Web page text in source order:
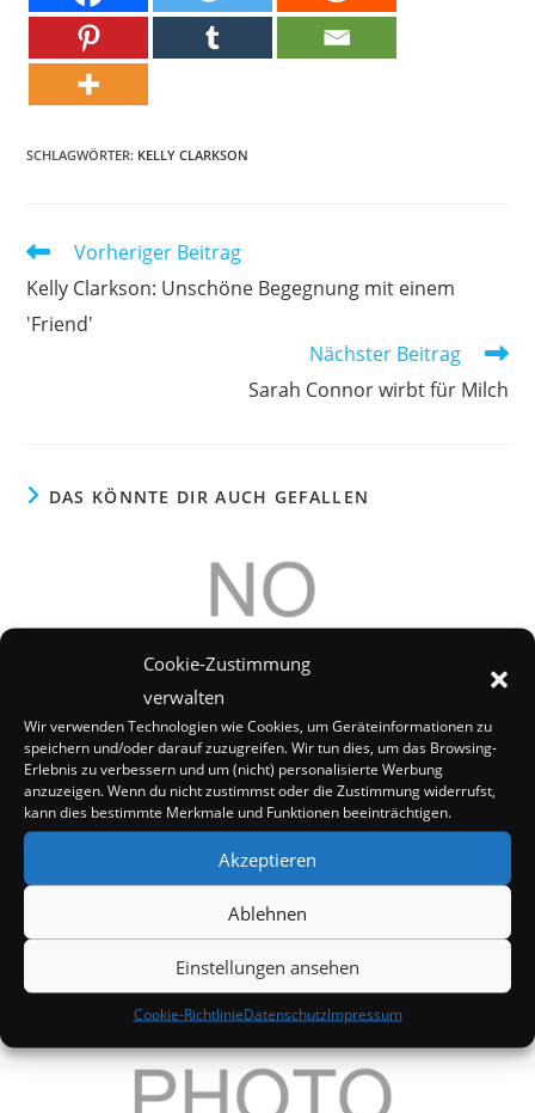
Cookie-Zustimmung
verwalten
Wir verwenden Technologien wie Cookies, um Geräteinformationen zu
speichern und/oder darauf zuzugreifen. Wir tun dies, um das Browsing-
Erlebnis zu verbessern und um (nicht) personalisierte Werbung
anzuzeigen. Wenn du nicht zustimmst oder die Zustimmung widerrufst,
kann dies bestimmte Merkmale und Funktionen beeinträchtigen.
Akzeptieren
Ablehnen
Einstellungen ansehen
Cookie-RichtlinieDatenschutzImpressum
SCHLAGWÖRTER: KELLY CLARKSON
Weitere
ansehen
Vorheriger Beitrag
Kelly Clarkson: Unschöne Begegnung mit einem
'Friend'
Nächster Beitrag
Sarah Connor wirbt für Milch
DAS KÖNNTE DIR AUCH GEFALLEN
Cote de Pablo in NCIS